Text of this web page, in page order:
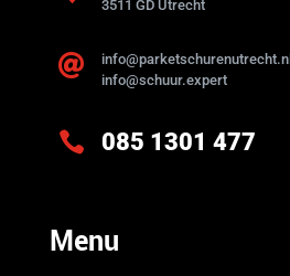
3511 GD Utrecht

info@parketschurenutrecht.nl
info@schuur.expert
 085 1301 477
Menu